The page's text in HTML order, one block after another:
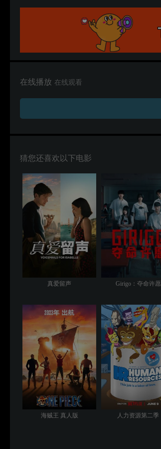
在线播放 在线观看
猜您还喜欢以下电影
真爱留声 Girigo：夺命许愿
海贼王 真人版 人力资源第二季